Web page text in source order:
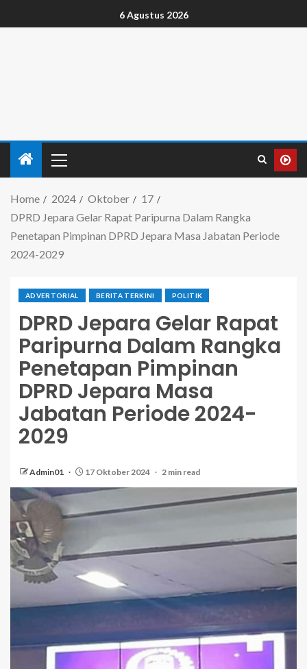
6 Agustus 2026
Home 2024 Oktober
17
DPRD Jepara Gelar Rapat Paripurna Dalam Rangka
Penetapan Pimpinan DPRD Jepara Masa Jabatan Periode
2024-2029
ADVERTORIAL BERITA TERKINI POLITIK
DPRD Jepara Gelar Rapat
Paripurna Dalam Rangka
Penetapan Pimpinan
DPRD Jepara Masa
Jabatan Periode 2024-
2029
Admin01 17 Oktober 2024 2 min read